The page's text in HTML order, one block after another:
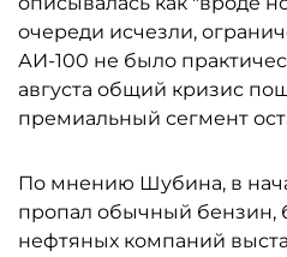
очереди исчезли,
АИ-100 не было
августа общий кризис
премиальный сегмент
По мнению Шубина, в
пропал обычный бензин,
нефтяных компаний